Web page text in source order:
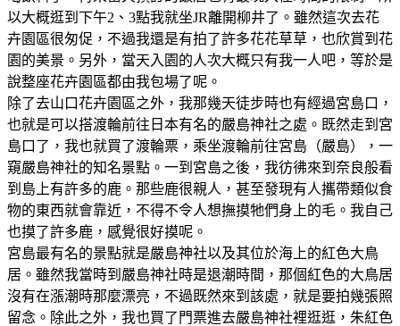
以大概逛到下午2、3點我就坐JR離開柳井了。雖然這次去花
卉園區很匆促，不過我還是有拍了許多花花草草，也欣賞到花
園的美景。另外，當天入園的人次大概只有我一人吧，等於是
說整座花卉園區都由我包場了呢。
除了去山口花卉園區之外，我那幾天徒步時也有經過宮島口，
也就是可以搭渡輪前往日本有名的嚴島神社之處。既然走到宮
島口了，我也就買了渡輪票，乘坐渡輪前往宮島（嚴島），一
窺嚴島神社的知名景點。一到宮島之後，我彷彿來到奈良般看
到島上有許多的鹿。那些鹿很親人，甚至發現有人攜帶類似食
物的東西就會靠近，不得不令人想撫摸牠們身上的毛。我自己
也摸了許多鹿，感覺很好摸呢。
宮島最有名的景點就是嚴島神社以及其位於海上的紅色大鳥
居。雖然我當時到嚴島神社時是退潮時間，那個紅色的大鳥居
沒有在漲潮時那麼漂亮，不過既然來到該處，就是要拍幾張照
留念。除此之外，我也買了門票進去嚴島神社裡逛逛，朱紅色